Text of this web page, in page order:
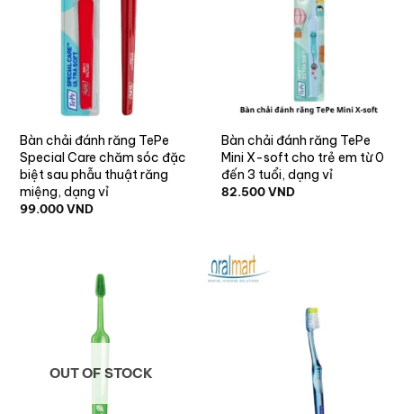
Bàn chải đánh răng TePe
Special Care chăm sóc đặc
biệt sau phẫu thuật răng
miệng, dạng vỉ
99.000VND
Bàn chải đánh răng TePe
Mini X-soft cho trẻ em từ 0
đến 3 tuổi, dạng vỉ
82.500VND
OUT OF STOCK